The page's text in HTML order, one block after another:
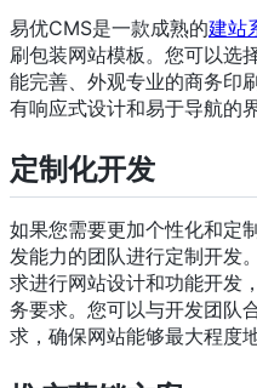
易优CMS是一款成熟的建站
刷包装网站模板。您可以选
能完善、外观专业的商务印
有响应式设计和易于导航的
定制化开发
如果您需要更加个性化和定
发能力的团队进行定制开发
求进行网站设计和功能开发
务要求。您可以与开发团队
求，确保网站能够最大程度